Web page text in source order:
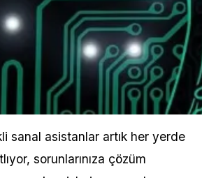
sanal asistanlar artık her yerde
sorunlarınıza çözüm